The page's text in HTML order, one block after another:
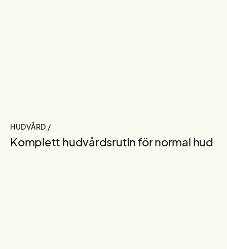
HUDVÅRD /
Komplett hudvårdsrutin för normal hud